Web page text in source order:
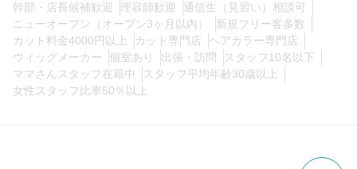
幹部・店長候補歓迎
理容師歓迎
通信生（見習い）相談可
ニューオープン（オープン3ヶ月以内）
新規フリー客多数
カット料金4000円以上
カット専門店
ヘアカラー専門店
ウィッグメーカー
個室あり 出張・訪問
スタッフ10名以下
ママさんスタッフ在籍中
スタッフ平均年齢30歳以上
女性スタッフ比率50％以上